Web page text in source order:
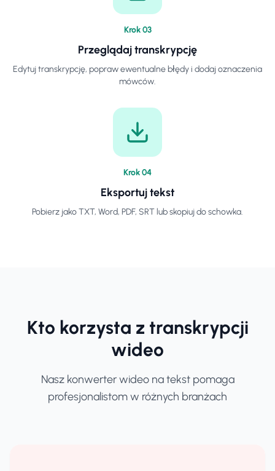
Krok03
Przeglądaj transkrypcję
Edytuj transkrypcję, popraw ewentualne błędy i dodaj oznaczenia
mówców.
Krok04
Eksportuj tekst
Pobierz jako TXT, Word, PDF, SRT lub skopiuj do schowka.
Kto korzysta z transkrypcji
wideo
Nasz konwerter wideo na tekst pomaga
profesjonalistom w różnych branżach